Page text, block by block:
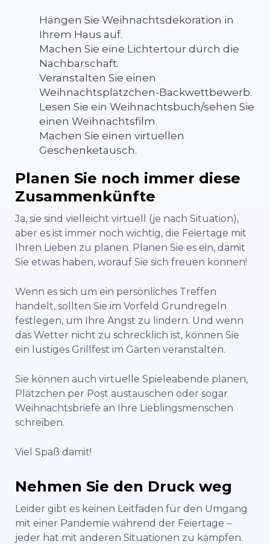
Hängen Sie Weihnachtsdekoration in
Ihrem Haus auf.
Machen Sie eine Lichtertour durch die
Nachbarschaft.
Veranstalten Sie einen
Weihnachtsplätzchen-Backwettbewerb.
Lesen Sie ein Weihnachtsbuch/sehen Sie
einen Weihnachtsfilm.
Machen Sie einen virtuellen
Geschenketausch.
Planen Sie noch immer diese
Zusammenkünfte
Ja, sie sind vielleicht virtuell (je nach Situation),
aber es ist immer noch wichtig, die Feiertage mit
Ihren Lieben zu planen. Planen Sie es ein, damit
Sie etwas haben, worauf Sie sich freuen können!
Wenn es sich um ein persönliches Treffen
handelt, sollten Sie im Vorfeld Grundregeln
festlegen, um Ihre Angst zu lindern. Und wenn
das Wetter nicht zu schrecklich ist, können Sie
ein lustiges Grillfest im Garten veranstalten.
Sie können auch virtuelle Spieleabende planen,
Plätzchen per Post austauschen oder sogar
Weihnachtsbriefe an Ihre Lieblingsmenschen
schreiben.
Viel Spaß damit!
Nehmen Sie den Druck weg
Leider gibt es keinen Leitfaden für den Umgang
mit einer Pandemie während der Feiertage –
jeder hat mit anderen Situationen zu kämpfen.